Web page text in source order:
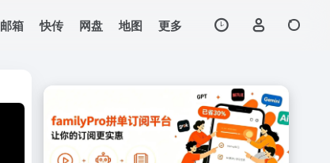
邮箱 快传 网盘 地图 更多